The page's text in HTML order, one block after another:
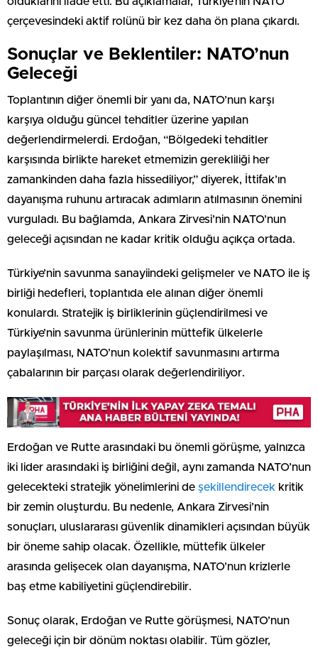
çerçevesindeki aktif rolünü bir kez daha ön plana çıkardı.
Sonuçlar ve Beklentiler: NATO’nun
Geleceği
Toplantının diğer önemli bir yanı da, NATO’nun karşı
karşıya olduğu güncel tehditler üzerine yapılan
değerlendirmelerdi. Erdoğan, “Bölgedeki tehditler
karşısında birlikte hareket etmemizin gerekliliği her
zamankinden daha fazla hissediliyor,” diyerek, İttifak’ın
dayanışma ruhunu artıracak adımların atılmasının önemini
vurguladı. Bu bağlamda, Ankara Zirvesi’nin NATO’nun
geleceği açısından ne kadar kritik olduğu açıkça ortada.
Türkiye’nin savunma sanayiindeki gelişmeler ve NATO ile iş
birliği hedefleri, toplantıda ele alınan diğer önemli
konulardı. Stratejik iş birliklerinin güçlendirilmesi ve
Türkiye’nin savunma ürünlerinin müttefik ülkelerle
paylaşılması, NATO’nun kolektif savunmasını artırma
çabalarının bir parçası olarak değerlendiriliyor.
Erdoğan ve Rutte arasındaki bu önemli görüşme, yalnızca
iki lider arasındaki iş birliğini değil, aynı zamanda NATO’nun
gelecekteki stratejik yönelimlerini de şekillendirecek kritik
bir zemin oluşturdu. Bu nedenle, Ankara Zirvesi’nin
sonuçları, uluslararası güvenlik dinamikleri açısından büyük
bir öneme sahip olacak. Özellikle, müttefik ülkeler
arasında gelişecek olan dayanışma, NATO’nun krizlerle
baş etme kabiliyetini güçlendirebilir.
Sonuç olarak, Erdoğan ve Rutte görüşmesi, NATO’nun
geleceği için bir dönüm noktası olabilir. Tüm gözler,